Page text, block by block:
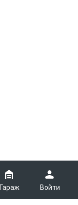
Гараж Войти